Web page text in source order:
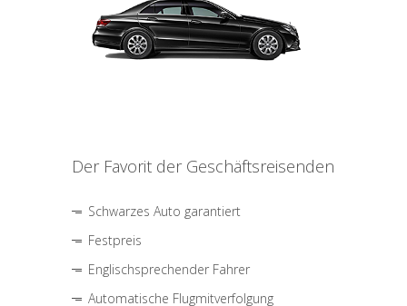
Der Favorit der Geschäftsreisenden
Schwarzes Auto garantiert
Festpreis
Englischsprechender Fahrer
Automatische Flugmitverfolgung